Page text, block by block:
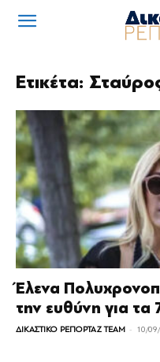
Ετικέτα:
Έλενα
την ευθύνη για τα
ΔΙΚΑΣΤΙΚΟ ΡΕΠΟΡΤΑΖ TEAM - 10/